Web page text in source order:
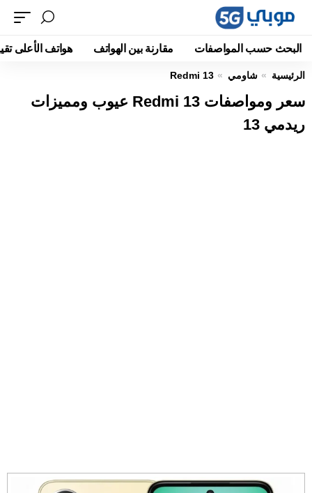
البحث حسب المواصفات مقارنة بين الهواتف هواتف الأعلى
الرئيسية شاومي Redmi 13
سعر ومواصفات Redmi 13 عيوب ومميزات
ريدمي 13